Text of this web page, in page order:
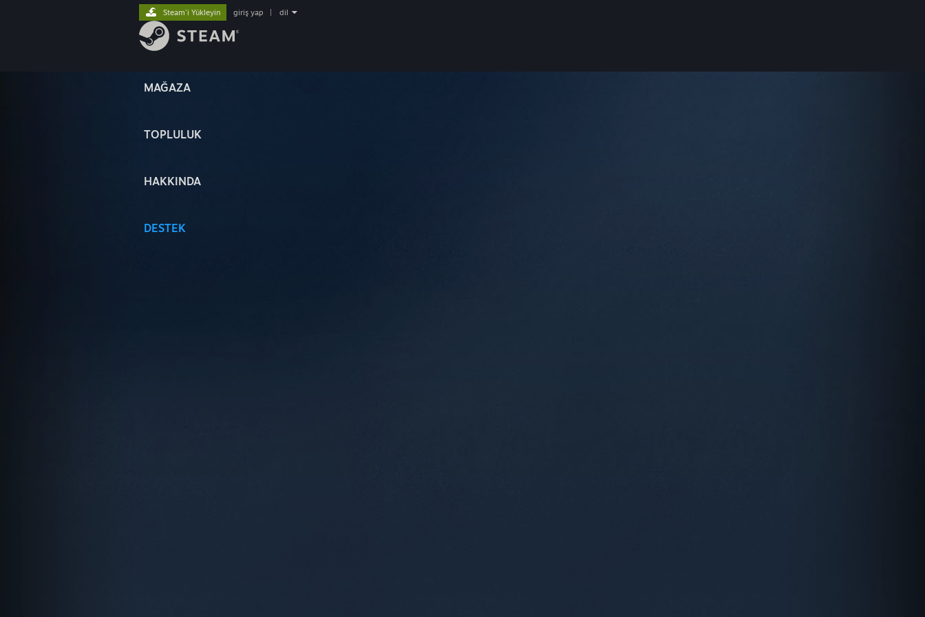
MAĞAZA
TOPLULUK
HAKKINDA
DESTEK
Steam'i Yükleyin giriş yap dil